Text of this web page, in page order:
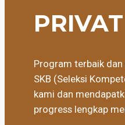
Program terbaik
SKB (Seleksi
kami dan
progress lengkap